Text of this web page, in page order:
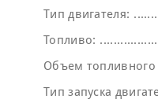
Тип двигателя:
Топливо:
Объем топливного
Тип запуска